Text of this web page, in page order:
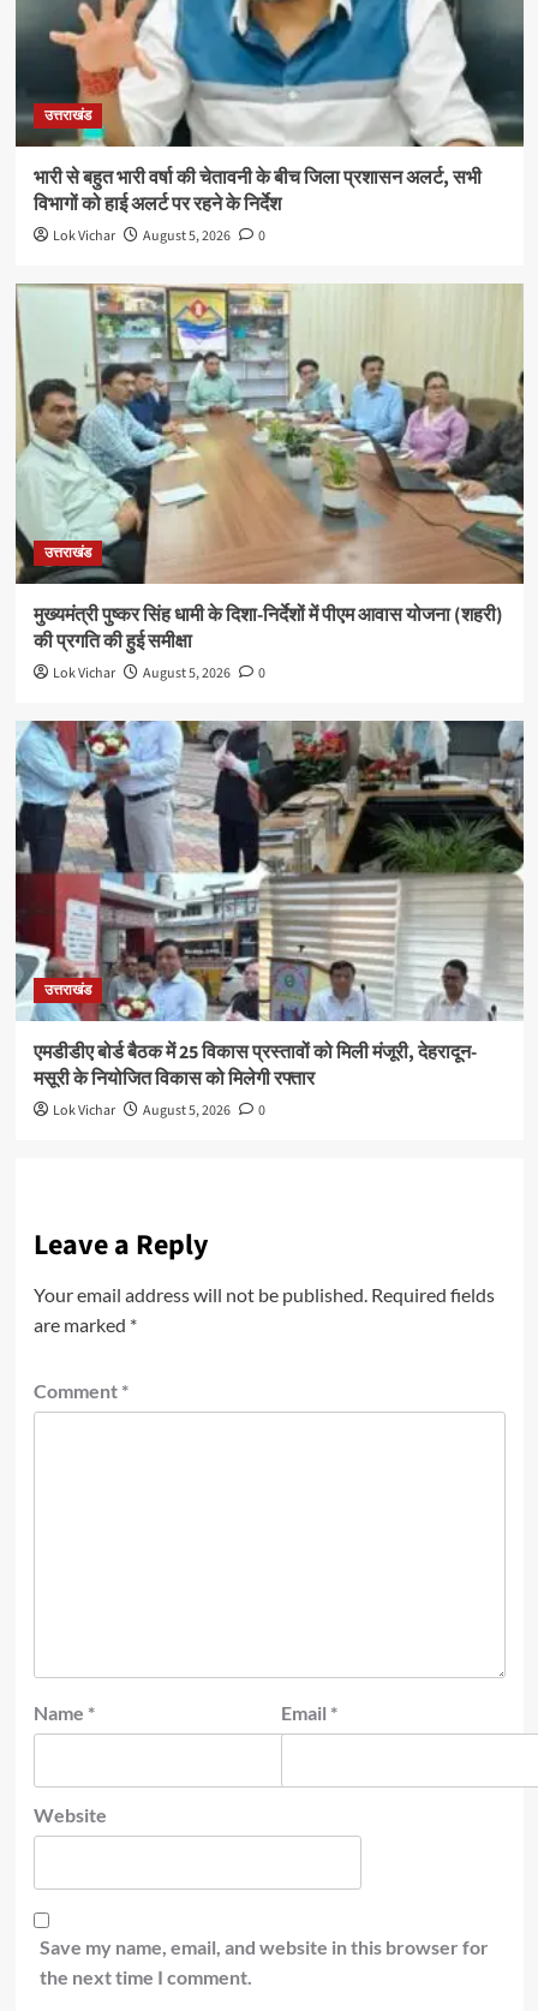
उत्तराखंड
भारी से बहुत भारी वर्षा की चेतावनी के बीच जिला प्रशासन अलर्ट, सभी
विभागों को हाई अलर्ट पर रहने के निर्देश
Lok Vichar August 5, 2026 0
उत्तराखंड
मुख्यमंत्री पुष्कर सिंह धामी के दिशा-निर्देशों में पीएम आवास योजना (शहरी)
की प्रगति की हुई समीक्षा
Lok Vichar August 5, 2026 0
उत्तराखंड
एमडीडीए बोर्ड बैठक में 25 विकास प्रस्तावों को मिली मंजूरी, देहरादून-
मसूरी के नियोजित विकास को मिलेगी रफ्तार
Lok Vichar August 5, 2026 0
Leave a Reply
Your email address will not be published. Required fields
are marked *
Comment *
Name * Email *
Website
Save my name, email, and website in this browser for
the next time I comment.